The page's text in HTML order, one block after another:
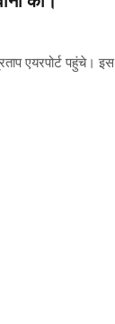
एयरपोर्ट पहुंचे। इस